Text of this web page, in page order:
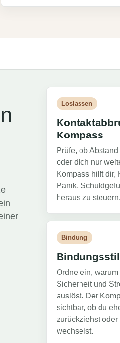
Loslassen
Kompass
Prüfe, ob
oder dich nur
Kompass hilft dir,
Panik,
heraus zu steuern.
Bindung
Ordne ein, warum
Sicherheit und
auslöst. Der
sichtbar, ob du
zurückziehst
wechselst.